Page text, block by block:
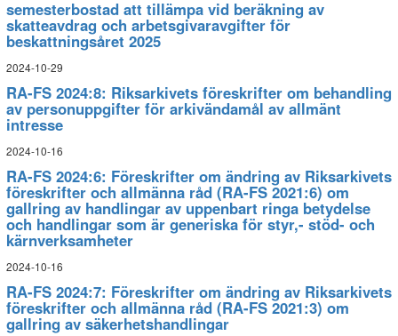
semesterbostad att tillämpa vid beräkning av
skatteavdrag och arbetsgivaravgifter för
beskattningsåret 2025
2024-10-29
RA-FS 2024:8: Riksarkivets föreskrifter om behandling
av personuppgifter för arkivändamål av allmänt
intresse
2024-10-16
RA-FS 2024:6: Föreskrifter om ändring av Riksarkivets
föreskrifter och allmänna råd (RA-FS 2021:6) om
gallring av handlingar av uppenbart ringa betydelse
och handlingar som är generiska för styr,- stöd- och
kärnverksamheter
2024-10-16
RA-FS 2024:7: Föreskrifter om ändring av Riksarkivets
föreskrifter och allmänna råd (RA-FS 2021:3) om
gallring av säkerhetshandlingar